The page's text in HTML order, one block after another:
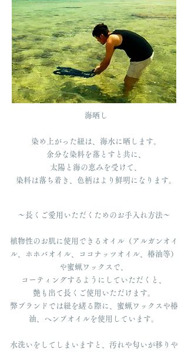
海晒し
染め上がった紐は、海水に晒します。
余分な染料を落とすと共に、
太陽と海の恵みを受けて、
染料は落ち着き、色柄はより鮮明になります。
〜長くご愛用いただくためのお手入れ方法〜
植物性のお肌に使用できるオイル（アルガンオイ
ル、ホホバオイル、ココナッツオイル、椿油等）
や蜜蝋ワックスで、
コーティングするようにしていただくと、
艶も出て長くご使用いただけます。
弊ブランドでは紐を縒る際に、蜜蝋ワックスや椿
油、ヘンプオイルを使用しています。
水洗いをしてしまいますと、汚れや匂いが移りや